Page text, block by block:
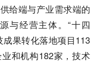
给端与产业需求端的
与经营主体。“十四
果转化落地项目113
和机构182家，技术